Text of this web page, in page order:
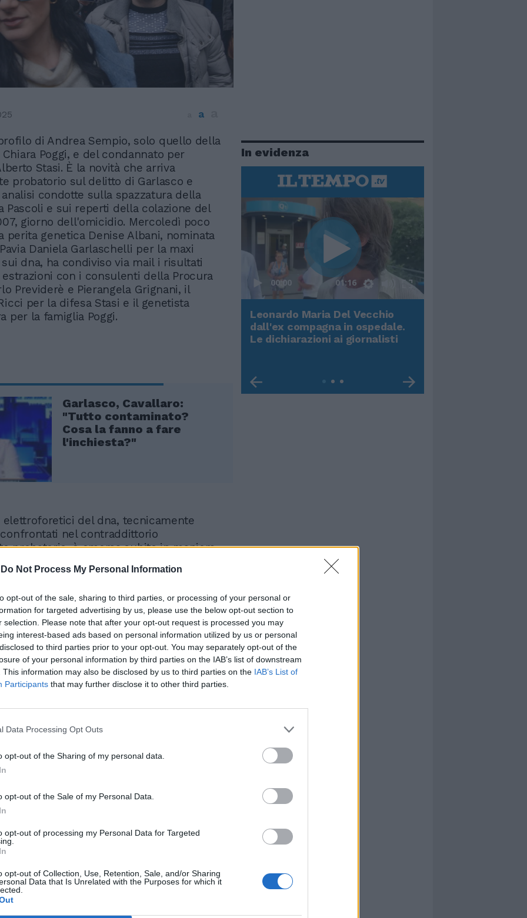
Do Not Process My Personal Information
opt-out of the sale, sharing to third parties, or processing of your personal or
for targeted advertising by us, please use the below opt-out section to
selection. Please note that after your opt-out request is processed you may
interest-based ads based on personal information utilized by us or personal
to third parties prior to your opt-out. You may separately opt-out of the
of your personal information by third parties on the IAB’s list of downstream
This information may also be disclosed by us to third parties on the IAB’s List of
Participants that may further disclose it to other third parties.
Data Processing Opt Outs
opt-out of the Sharing of my personal data.
opt-out of the Sale of my Personal Data.
opt-out of processing my Personal Data for Targeted
opt-out of Collection, Use, Retention, Sale, and/or Sharing
Data that Is Unrelated with the Purposes for which it
a
di Andrea Sempio, solo quello della
Poggi, e del condannato per
Stasi. È la novità che arriva
probatorio sul delitto di Garlasco e
condotte sulla spazzatura della
Pascoli e sui reperti della colazione del
giorno dell'omicidio. Mercoledì poco
perita genetica Denise Albani, nominata
Daniela Garlaschelli per la maxi
dna, ha condiviso via mail i risultati
con i consulenti della Procura
Previderè e Pierangela Grignani, il
per la difesa Stasi e il genetista
per la famiglia Poggi.
Garlasco, Cavallaro:
"Tutto contaminato?
Cosa la fanno a fare
l'inchiesta?"
elettroforetici del dna, tecnicamente
nel contraddittorio
probatorio, è emersa subito in maniera
26enne uccisa, condannato a 16 anni
Quello di Chiara Poggi si
invece sulla pellicola del Fruttolo, sul
e sulla confezione di cereali
divano con cui stava facendo colazione,
televisione la mattina del delitto.
il legale di Stasi, Antonio De Rensis, lo
dati e indicazioni da prendere con tutti i
possibili", ma "che lette nel modo giusto
In primis perché dimostrano che
anche a 18 anni di distanza ha
risultati utilizzabili - sostiene l'avvocato
luogo perché il suo assistito, oggi
di Bollate, avrebbe "sempre"
sostenuto di aver bevuto l'Estathé.
In evidenza
00:00 01:16
Leonardo Maria Del Vecchio
dall'ex compagna in ospedale.
Le dichiarazioni ai giornalisti